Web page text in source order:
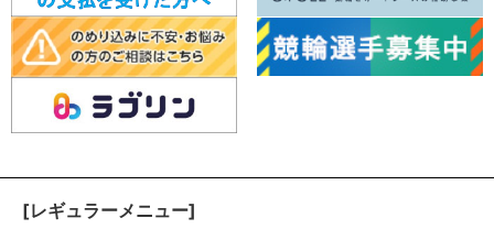
[レギュラーメニュー]